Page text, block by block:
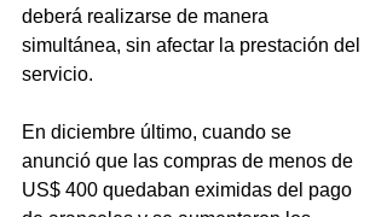
deberá realizarse de manera
simultánea, sin afectar la prestación del
servicio.
En diciembre último, cuando se
anunció que las compras de menos de
US$ 400 quedaban eximidas del pago